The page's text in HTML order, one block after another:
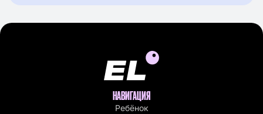
НАВИГАЦИЯ
Ребёнок